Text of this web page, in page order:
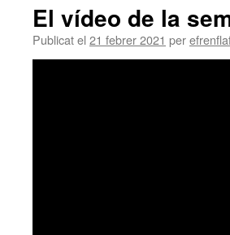
El vídeo de la
Publicat el 21 febrer 2021 per